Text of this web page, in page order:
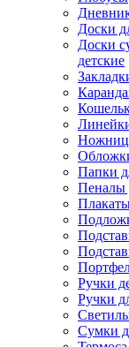
Доски
Доски
детские
Папки
Пеналы
Ручки
Ручки
Сумки